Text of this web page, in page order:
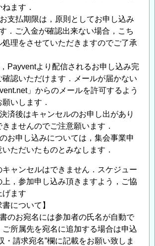
ます．
支払期限は，原則としてお申し込み
．ご入金が確認出来ない場合，こち
処理をさせていただきますのでご了承
Payventより配信されるお申し込み完
確認いただけます．メールが届かない
」からのメールを許可するよう
いします．
済後はキャンセルのお申し出があり
ませんのでご注意願います．
お申し込みについては，集会事業申
ただいたものとみなします．
ャンセルはできません．スケジュー
上，参加申し込み頂きますよう，ご協
げます
について】
のお宛名には参加者の氏名が自動で
所属先を宛名に追加する場合は申込
・請求宛名”欄に記載をお願い致しま